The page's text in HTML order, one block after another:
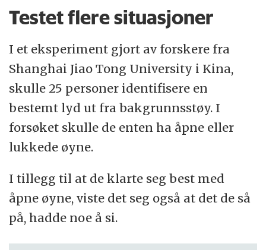
Testet flere situasjoner
I et eksperiment gjort av forskere fra
Shanghai Jiao Tong University i Kina,
skulle 25 personer identifisere en
bestemt lyd ut fra bakgrunnsstøy. I
forsøket skulle de enten ha åpne eller
lukkede øyne.
I tillegg til at de klarte seg best med
åpne øyne, viste det seg også at det de så
på, hadde noe å si.